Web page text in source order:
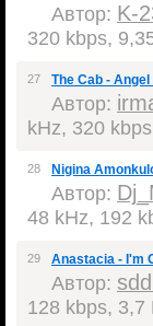
Автор: K-
320 kbps,
27 The Cab -
Автор:
kHz, 320
28 Nigina
Автор:
48 kHz, 192
29 Anastacia - I'm
Автор:
128 kbps,